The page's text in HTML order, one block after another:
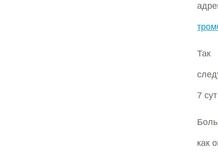
Так
7
как